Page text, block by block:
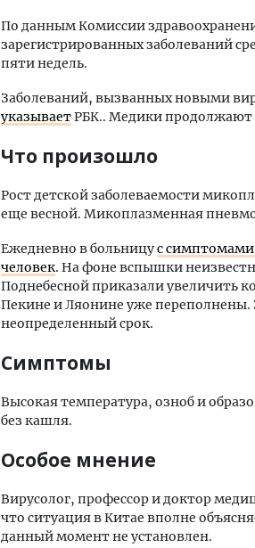
По данным Комиссии
зарегистрированных заболеваний
пяти недель.
Заболеваний, вызванных новыми
указываетРБК.. Медики продолжают
Что произошло
Рост детской заболеваемости
еще весной. Микоплазменная
Ежедневно в больницус симптомами
человек. На фоне вспышки
Поднебесной приказали увеличить
Пекине и Ляонине уже
неопределенный срок.
Симптомы
Высокая температура, озноб и
без кашля.
Особое мнение
Вирусолог, профессор и доктор
что ситуация в Китае вполне
данный момент не установлен.